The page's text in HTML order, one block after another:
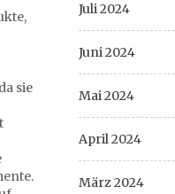
sie
Juli 2024
Juni 2024
Mai 2024
April 2024
März 2024